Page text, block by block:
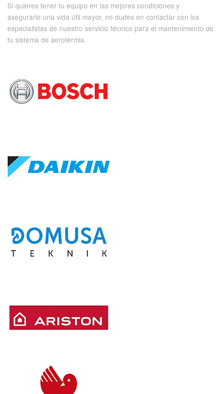
Si quieres tener tu equipo en las mejores condiciones y
asegurarle una vida útil mayor, no dudes en contactar con los
especialistas de nuestro servicio técnico para el mantenimiento de
tu sistema de aerotermia.